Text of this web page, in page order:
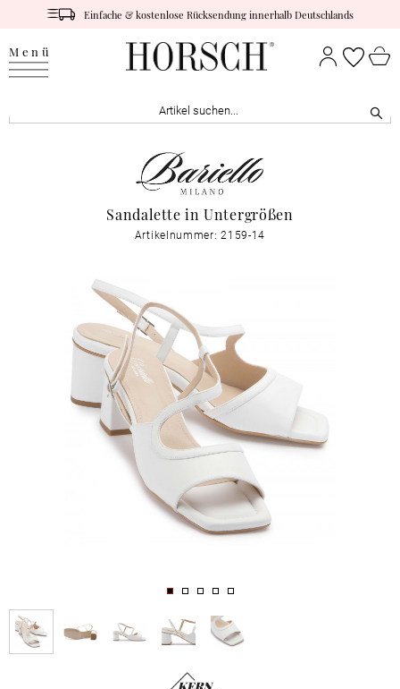
Einfache & kostenlose Rücksendung innerhalb Deutschlands
Menü
Sandalette in Untergrößen
Artikelnummer: 2159-14